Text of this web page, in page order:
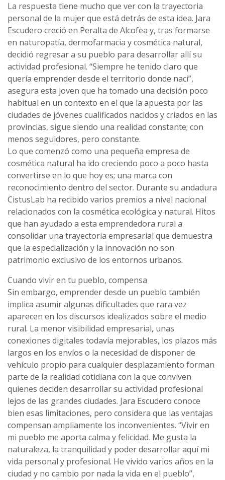
La respuesta tiene mucho que ver con la trayectoria
personal de la mujer que está detrás de esta idea. Jara
Escudero creció en Peralta de Alcofea y, tras formarse
en naturopatía, dermofarmacia y cosmética natural,
decidió regresar a su pueblo para desarrollar allí su
actividad profesional. “Siempre he tenido claro que
quería emprender desde el territorio donde nací”,
asegura esta joven que ha tomado una decisión poco
habitual en un contexto en el que la apuesta por las
ciudades de jóvenes cualificados nacidos y criados en las
provincias, sigue siendo una realidad constante; con
menos seguidores, pero constante.
Lo que comenzó como una pequeña empresa de
cosmética natural ha ido creciendo poco a poco hasta
convertirse en lo que hoy es; una marca con
reconocimiento dentro del sector. Durante su andadura
CistusLab ha recibido varios premios a nivel nacional
relacionados con la cosmética ecológica y natural. Hitos
que han ayudado a esta emprendedora rural a
consolidar una trayectoria empresarial que demuestra
que la especialización y la innovación no son
patrimonio exclusivo de los entornos urbanos.
Cuando vivir en tu pueblo, compensa
Sin embargo, emprender desde un pueblo también
implica asumir algunas dificultades que rara vez
aparecen en los discursos idealizados sobre el medio
rural. La menor visibilidad empresarial, unas
conexiones digitales todavía mejorables, los plazos más
largos en los envíos o la necesidad de disponer de
vehículo propio para cualquier desplazamiento forman
parte de la realidad cotidiana con la que conviven
quienes deciden desarrollar su actividad profesional
lejos de las grandes ciudades. Jara Escudero conoce
bien esas limitaciones, pero considera que las ventajas
compensan ampliamente los inconvenientes. “Vivir en
mi pueblo me aporta calma y felicidad. Me gusta la
naturaleza, la tranquilidad y poder desarrollar aquí mi
vida personal y profesional. He vivido varios años en la
ciudad y no cambio por nada la vida en el pueblo”,